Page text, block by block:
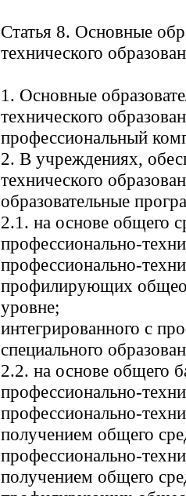
Статья 8. Основные
технического
1. Основные
технического
профессиональный
2. В учреждениях,
технического
образовательные
2.1. на основе общего
профессионально-
профессионально-
профилирующих
уровне;
интегрированного с
специального
2.2. на основе общего
профессионально-
профессионально-
получением общего
профессионально-
получением общего